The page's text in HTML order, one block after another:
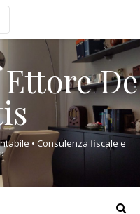
De
• Consulenza fiscale e